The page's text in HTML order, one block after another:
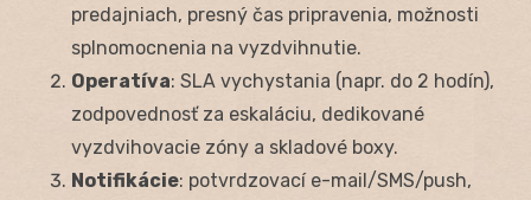
predajniach, presný čas pripravenia, možnosti
splnomocnenia na vyzdvihnutie.
Operatíva: SLA vychystania (napr. do 2 hodín),
zodpovednosť za eskaláciu, dedikované
vyzdvihovacie zóny a skladové boxy.
Notifikácie: potvrdzovací e-mail/SMS/push,